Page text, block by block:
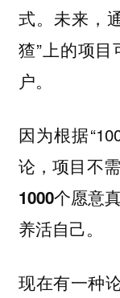
式。未来，
猹”上的项
户。
因为根据
论，项目不
1000个愿意
养活自己。
现在有一种